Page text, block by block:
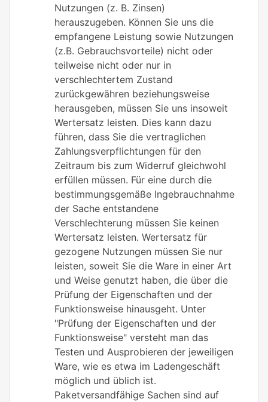
Nutzungen (z. B. Zinsen)
herauszugeben. Können Sie uns die
empfangene Leistung sowie Nutzungen
(z.B. Gebrauchsvorteile) nicht oder
teilweise nicht oder nur in
verschlechtertem Zustand
zurückgewähren beziehungsweise
herausgeben, müssen Sie uns insoweit
Wertersatz leisten. Dies kann dazu
führen, dass Sie die vertraglichen
Zahlungsverpflichtungen für den
Zeitraum bis zum Widerruf gleichwohl
erfüllen müssen. Für eine durch die
bestimmungsgemäße Ingebrauchnahme
der Sache entstandene
Verschlechterung müssen Sie keinen
Wertersatz leisten. Wertersatz für
gezogene Nutzungen müssen Sie nur
leisten, soweit Sie die Ware in einer Art
und Weise genutzt haben, die über die
Prüfung der Eigenschaften und der
Funktionsweise hinausgeht. Unter
"Prüfung der Eigenschaften und der
Funktionsweise" versteht man das
Testen und Ausprobieren der jeweiligen
Ware, wie es etwa im Ladengeschäft
möglich und üblich ist.
Paketversandfähige Sachen sind auf